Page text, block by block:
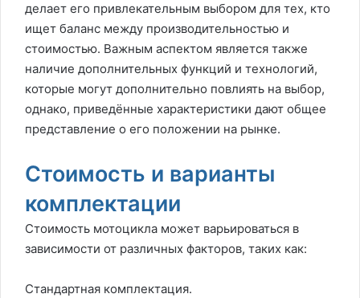
делает его привлекательным выбором для тех, кто
ищет баланс между производительностью и
стоимостью. Важным аспектом является также
наличие дополнительных функций и технологий,
которые могут дополнительно повлиять на выбор,
однако, приведённые характеристики дают общее
представление о его положении на рынке.
Стоимость и варианты
комплектации
Стоимость мотоцикла может варьироваться в
зависимости от различных факторов, таких как:
Стандартная комплектация.